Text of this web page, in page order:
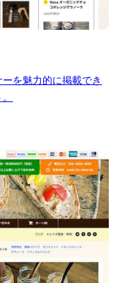
を魅力的に掲載でき